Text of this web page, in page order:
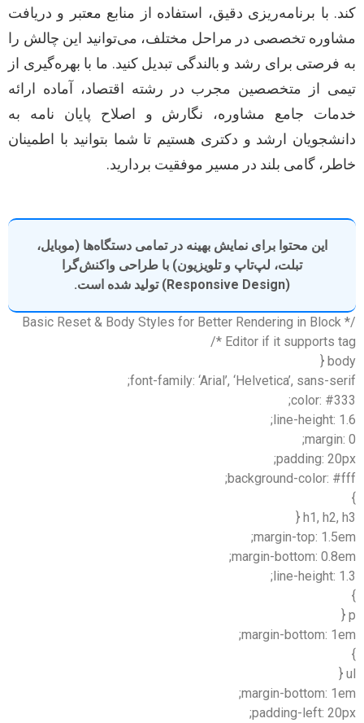
کند. با برنامه‌ریزی دقیق، استفاده از منابع معتبر و دریافت
مشاوره تخصصی در مراحل مختلف، می‌توانید این چالش را
به فرصتی برای رشد و بالندگی تبدیل کنید. ما با بهره‌گیری از
تیمی از متخصصین مجرب در رشته اقتصاد، آماده ارائه
خدمات جامع مشاوره، نگارش و اصلاح پایان نامه به
دانشجویان ارشد و دکتری هستیم تا شما بتوانید با اطمینان
خاطر، گامی بلند در مسیر موفقیت بردارید.
این محتوا برای نمایش بهینه در تمامی دستگاه‌ها (موبایل،
تبلت، لپ‌تاپ و تلویزیون) با طراحی واکنش‌گرا
(Responsive Design) تولید شده است.
/* Basic Reset & Body Styles for Better Rendering in Block
Editor if it supports tag */
body {
font-family: ‘Arial’, ‘Helvetica’, sans-serif;
color: #333;
line-height: 1.6;
margin: 0;
padding: 20px;
background-color: #fff;
}
h1, h2, h3 {
margin-top: 1.5em;
margin-bottom: 0.8em;
line-height: 1.3;
}
p {
margin-bottom: 1em;
}
ul {
margin-bottom: 1em;
padding-left: 20px;